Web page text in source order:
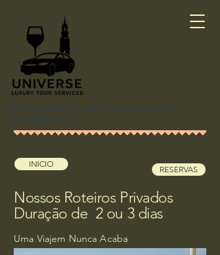
Dinamizando Turismo Transfronteiriço
Douro/Duero
INICIO
RESERVAS
Nossos Roteiros Privados
Duração de 2 ou 3 dias
Uma Viajem Nunca Acaba